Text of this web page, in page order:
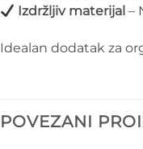
Izdržljiv materijal –
Idealan dodatak za
POVEZANI